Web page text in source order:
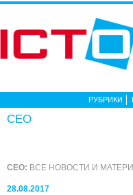
РУБРИКИ
CEO
CEO: ВСЕ НОВОСТИ И
28.08.2017